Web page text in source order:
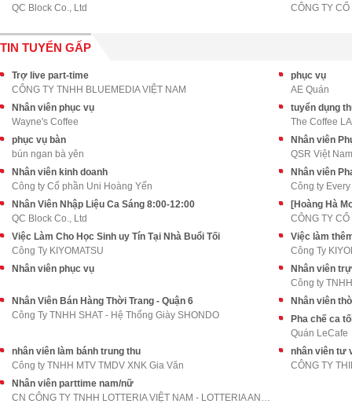
QC Block Co., Ltd
TIN TUYỂN GẤP
Trợ live part-time
CÔNG TY TNHH BLUEMEDIA VIỆT NAM
phục vụ
AE Quán
Nhân viên phục vụ
Wayne's Coffee
tuyển dụng
The Coffee
phục vụ bàn
bún ngan bà yên
Nhân viên
QSR Việt Nam
Nhân viên kinh doanh
Công ty Cổ phần Uni Hoàng Yến
Nhân viên
Công ty
Nhân Viên Nhập Liệu Ca Sáng 8:00-12:00
QC Block Co., Ltd
[Hoàng Hà
Việc Làm Cho Học Sinh uy Tín Tại Nhà Buổi Tối
Công Ty KIYOMATSU
Việc làm
Công Ty
Nhân viên phục vụ
Nhân viên
Công ty
Nhân Viên Bán Hàng Thời Trang - Quận 6
Công Ty TNHH SHAT - Hệ Thống Giày SHONDO
Nhân viên
Pha chế ca
Quán LeCafe
nhân viên làm bánh trung thu
Công ty TNHH MTV TMDV XNK Gia Văn
nhân viên tư
CÔNG TY
Nhân viên parttime nam/nữ
CN CÔNG TY TNHH LOTTERIA VIỆT NAM - LOTTERIA AN BÌ